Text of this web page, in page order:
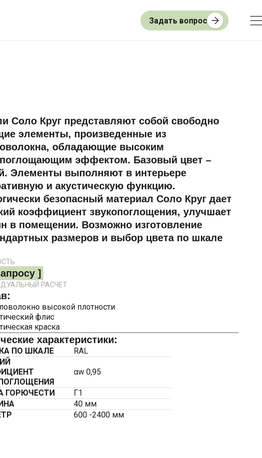
Задать вопрос
Соло Круг представляют собой свободно
элементы, произведенные из
обладающие высоким
эффектом. Базовый цвет –
Элементы выполняют в интерьере
и акустическую функцию.
безопасный материал Соло Круг дает
коэффициент звукопоглощения, улучшает
в помещении. Возможно изготовление
размеров и выбор цвета по шкале
]
РАСЧЕТ
:
высокой плотности
флис
краска
характеристики:
ПО ШКАЛЕ
RAL
αw 0,95
ГОРЮЧЕСТИ
Г1
40 мм
600 -2400 мм